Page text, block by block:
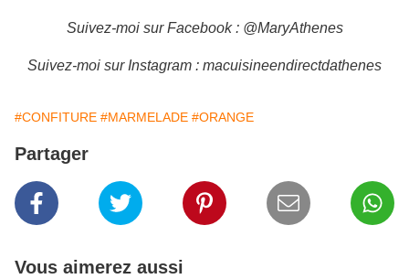
Suivez-moi sur Facebook : @MaryAthenes
Suivez-moi sur Instagram : macuisineendirectdathenes
#CONFITURE #MARMELADE #ORANGE
Partager
Vous aimerez aussi